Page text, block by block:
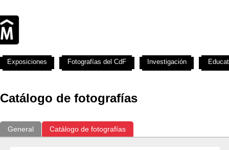
Catálogo de fotografías
General Catálogo de fotografías
Exposiciones Fotografías del CdF Investigación